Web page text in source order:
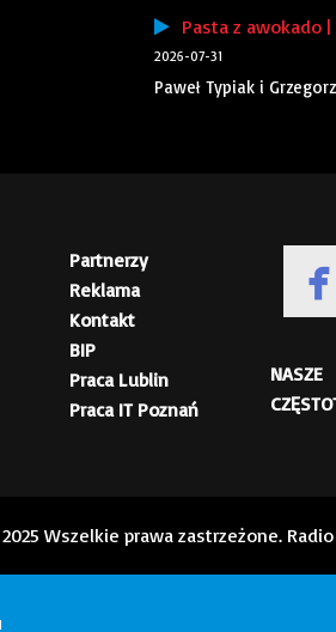
Pasta z awokado
2026-07-31
Paweł Typiak i
Partnerzy
Reklama
Kontakt
BIP
Praca Lublin
Praca IT Poznań
NASZE
Wszelkie prawa zastrzeżone.